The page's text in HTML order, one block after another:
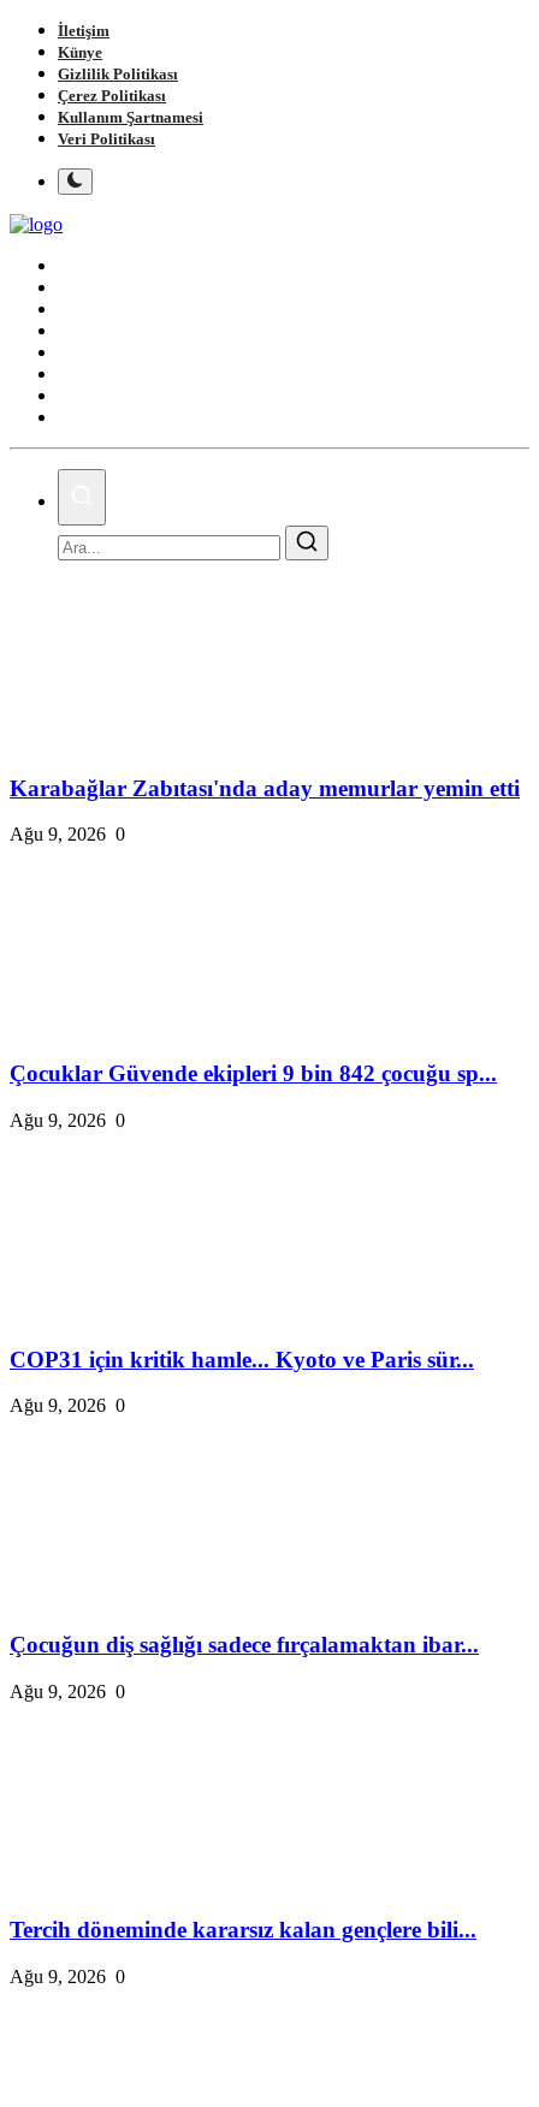
İletişim
Künye
Gizlilik Politikası
Çerez Politikası
Kullanım Şartnamesi
Veri Politikası
Karabağlar Zabıtası'nda aday memurlar yemin etti
Ağu 9, 2026 0
Çocuklar Güvende ekipleri 9 bin 842 çocuğu sp...
Ağu 9, 2026 0
COP31 için kritik hamle... Kyoto ve Paris sür...
Ağu 9, 2026 0
Çocuğun diş sağlığı sadece fırçalamaktan ibar...
Ağu 9, 2026 0
Tercih döneminde kararsız kalan gençlere bili...
Ağu 9, 2026 0